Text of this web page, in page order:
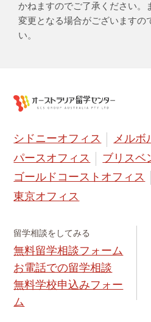
かねますのでご了承ください。
変更となる場合がございますの
い。
シドニーオフィス
メルボ
パースオフィス
ブリスベ
ゴールドコーストオフィス
東京オフィス
留学相談をしてみる
無料留学相談フォーム
お電話での留学相談
無料学校申込みフォー
ム